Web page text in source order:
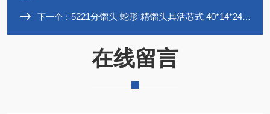
下一个： 5221分馏头 蛇形 精馏头具活芯式 40*14*24*24 玻璃活塞
在线留言